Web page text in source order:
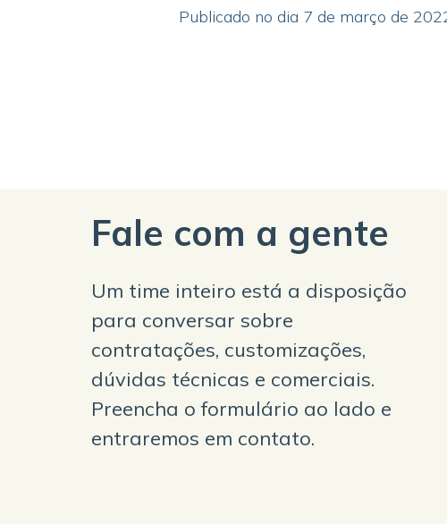
Publicado no dia 7 de março de
Fale com a gente
Um time inteiro está a disposição
para conversar sobre
contratações, customizações,
dúvidas técnicas e comerciais.
Preencha o formulário ao lado e
entraremos em contato.